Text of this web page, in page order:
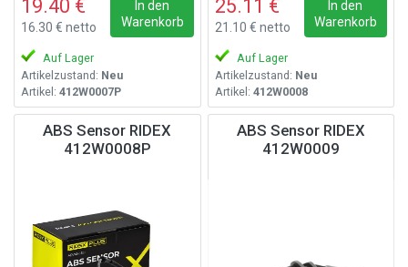
19.40 €
16.30 € netto
In den
Warenkorb
Auf Lager
Artikelzustand: Neu
Artikel: 412W0007P
25.11 €
21.10 € netto
In den
Warenkorb
Auf Lager
Artikelzustand: Neu
Artikel: 412W0008
ABS Sensor RIDEX
412W0008P
ABS Sensor RIDEX
412W0009